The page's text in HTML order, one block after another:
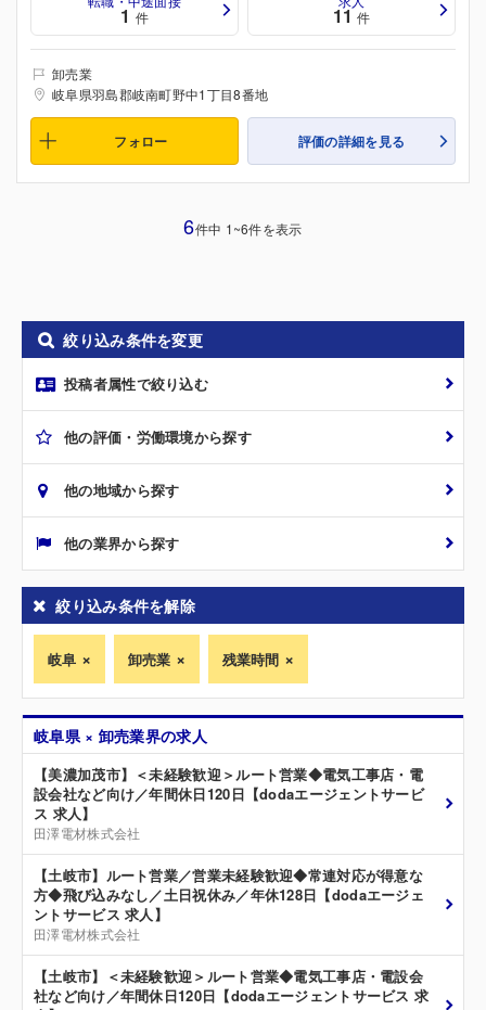
1 件 11 件
卸売業
岐阜県羽島郡岐南町野中1丁目8番地
フォロー 評価の詳細を見る
6件中 1~6件を表示
絞り込み条件を変更
投稿者属性で絞り込む
他の評価・労働環境から探す
他の地域から探す
他の業界から探す
絞り込み条件を解除
岐阜 卸売業 残業時間
岐阜県 × 卸売業界の求人
【美濃加茂市】＜未経験歓迎＞ルート営業◆電気工事店・電
設会社など向け／年間休日120日【dodaエージェントサービ
ス 求人】
田澤電材株式会社
【土岐市】ルート営業／営業未経験歓迎◆常連対応が得意な
方◆飛び込みなし／土日祝休み／年休128日【dodaエージェ
ントサービス 求人】
田澤電材株式会社
【土岐市】＜未経験歓迎＞ルート営業◆電気工事店・電設会
社など向け／年間休日120日【dodaエージェントサービス 求